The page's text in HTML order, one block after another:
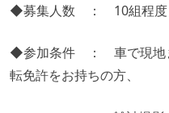
◆募集人数 ： 10組程度
◆参加条件 ： 車で現地
転免許をお持ちの方、